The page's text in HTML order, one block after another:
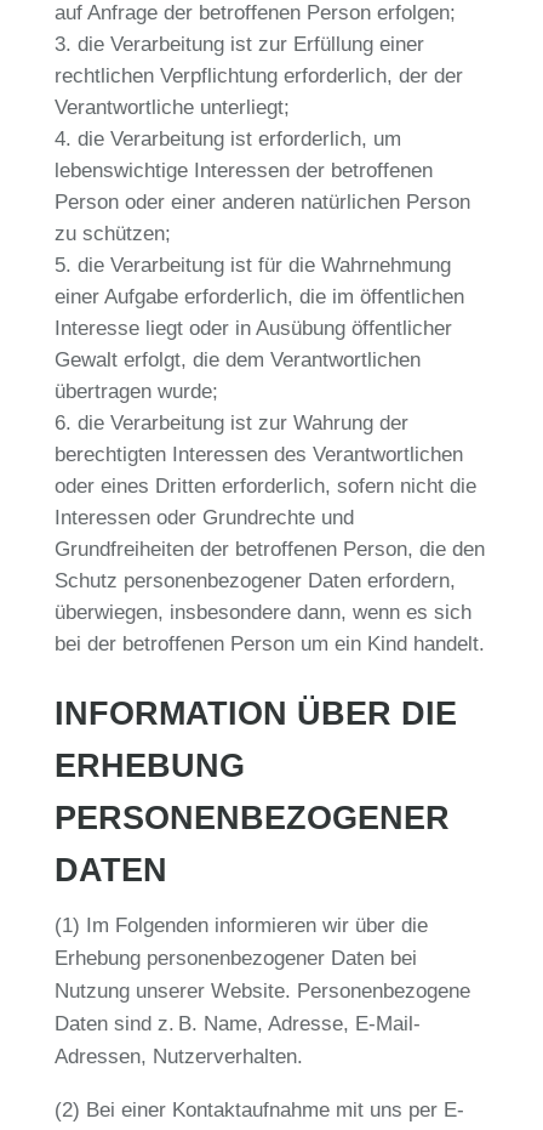
auf Anfrage der betroffenen Person erfolgen;
die Verarbeitung ist zur Erfüllung einer
rechtlichen Verpflichtung erforderlich, der der
Verantwortliche unterliegt;
die Verarbeitung ist erforderlich, um
lebenswichtige Interessen der betroffenen
Person oder einer anderen natürlichen Person
zu schützen;
die Verarbeitung ist für die Wahrnehmung
einer Aufgabe erforderlich, die im öffentlichen
Interesse liegt oder in Ausübung öffentlicher
Gewalt erfolgt, die dem Verantwortlichen
übertragen wurde;
die Verarbeitung ist zur Wahrung der
berechtigten Interessen des Verantwortlichen
oder eines Dritten erforderlich, sofern nicht die
Interessen oder Grundrechte und
Grundfreiheiten der betroffenen Person, die den
Schutz personenbezogener Daten erfordern,
überwiegen, insbesondere dann, wenn es sich
bei der betroffenen Person um ein Kind handelt.
INFORMATION ÜBER DIE
ERHEBUNG
PERSONENBEZOGENER
DATEN
(1) Im Folgenden informieren wir über die
Erhebung personenbezogener Daten bei
Nutzung unserer Website. Personenbezogene
Daten sind z. B. Name, Adresse, E-Mail-
Adressen, Nutzerverhalten.
(2) Bei einer Kontaktaufnahme mit uns per E-